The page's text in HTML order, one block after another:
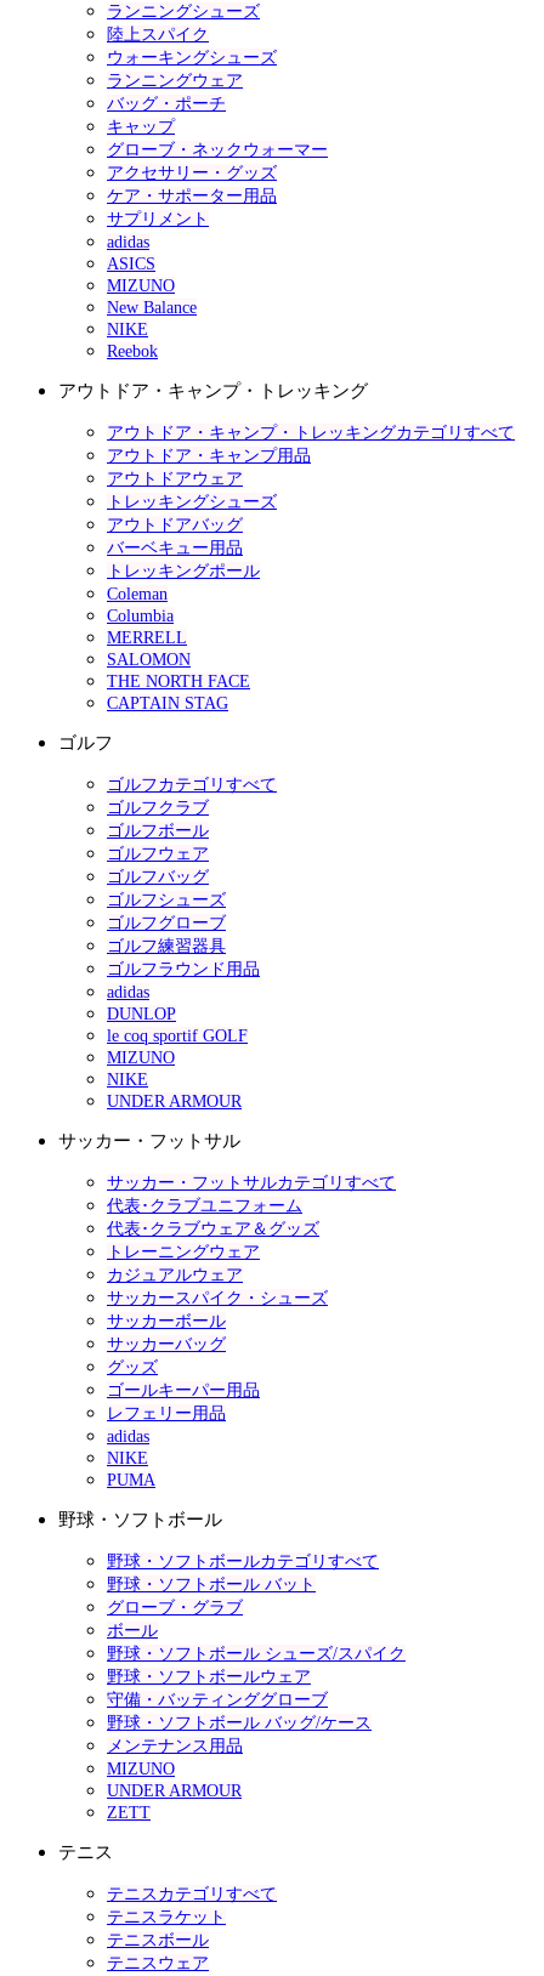
ランニングシューズ
陸上スパイク
ウォーキングシューズ
ランニングウェア
バッグ・ポーチ
キャップ
グローブ・ネックウォーマー
アクセサリー・グッズ
ケア・サポーター用品
サプリメント
adidas
ASICS
MIZUNO
New Balance
NIKE
Reebok
アウトドア・キャンプ・トレッキング
アウトドア・キャンプ・トレッキングカテゴリすべて
アウトドア・キャンプ用品
アウトドアウェア
トレッキングシューズ
アウトドアバッグ
バーベキュー用品
トレッキングポール
Coleman
Columbia
MERRELL
SALOMON
THE NORTH FACE
CAPTAIN STAG
ゴルフ
ゴルフカテゴリすべて
ゴルフクラブ
ゴルフボール
ゴルフウェア
ゴルフバッグ
ゴルフシューズ
ゴルフグローブ
ゴルフ練習器具
ゴルフラウンド用品
adidas
DUNLOP
le coq sportif GOLF
MIZUNO
NIKE
UNDER ARMOUR
サッカー・フットサル
サッカー・フットサルカテゴリすべて
代表･クラブユニフォーム
代表･クラブウェア＆グッズ
トレーニングウェア
カジュアルウェア
サッカースパイク・シューズ
サッカーボール
サッカーバッグ
グッズ
ゴールキーパー用品
レフェリー用品
adidas
NIKE
PUMA
野球・ソフトボール
野球・ソフトボールカテゴリすべて
野球・ソフトボール バット
グローブ・グラブ
ボール
野球・ソフトボール シューズ/スパイク
野球・ソフトボールウェア
守備・バッティンググローブ
野球・ソフトボール バッグ/ケース
メンテナンス用品
MIZUNO
UNDER ARMOUR
ZETT
テニス
テニスカテゴリすべて
テニスラケット
テニスボール
テニスウェア